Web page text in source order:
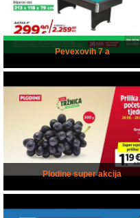
Pevexovih 7 a
Plodine super akcija